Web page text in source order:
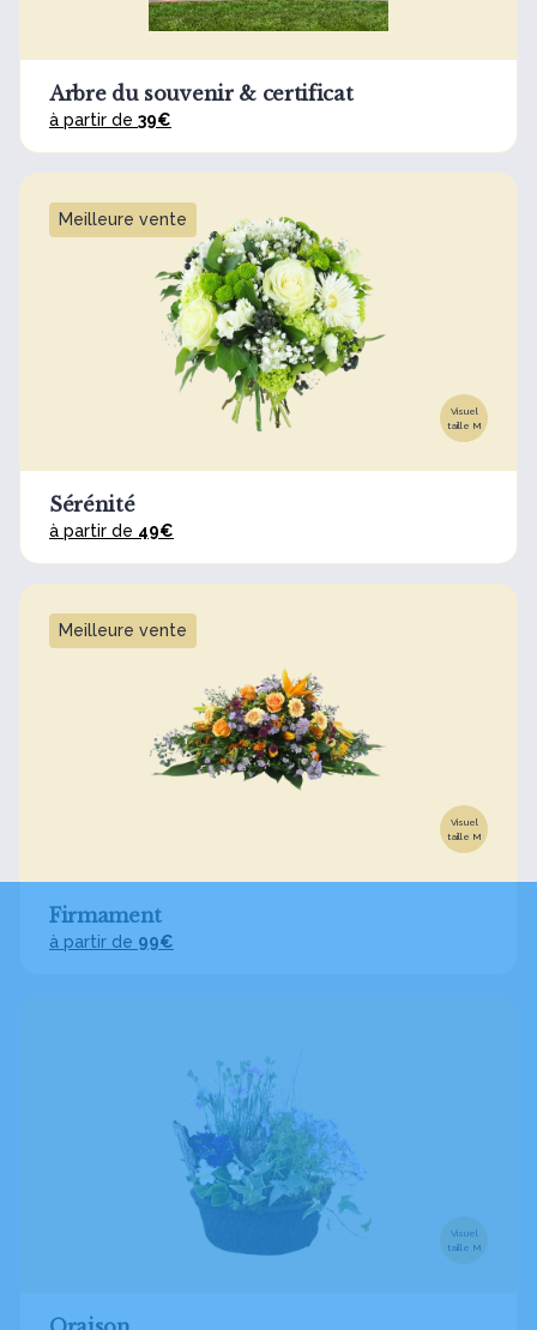
Arbre du souvenir & certificat
à partir de 39€
Meilleure vente
Visuel
taille M
Sérénité
à partir de 49€
Meilleure vente
Visuel
taille M
Firmament
à partir de 99€
Visuel
taille M